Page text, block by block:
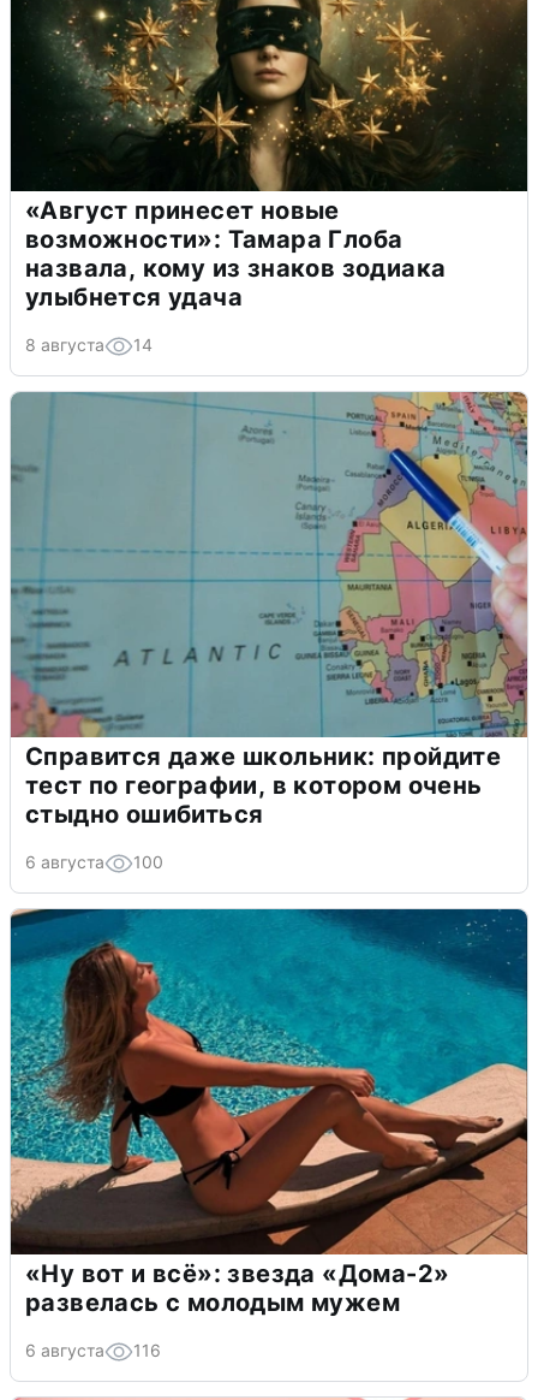
«Август принесет новые
возможности»: Тамара Глоба
назвала, кому из знаков зодиака
улыбнется удача
8 августа 14
Справится даже школьник: пройдите
тест по географии, в котором очень
стыдно ошибиться
6 августа 100
«Ну вот и всё»: звезда «Дома-2»
развелась с молодым мужем
6 августа 116